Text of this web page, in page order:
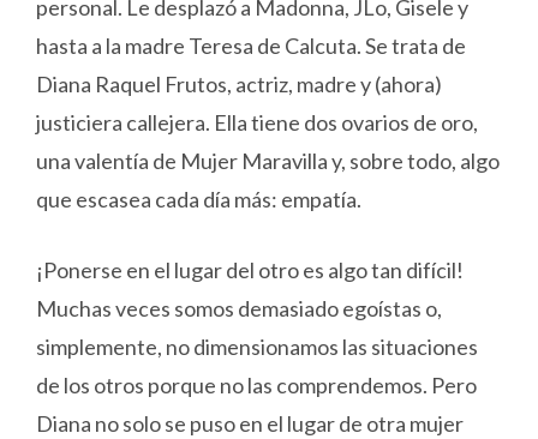
personal. Le desplazó a Madonna, JLo, Gisele y
hasta a la madre Teresa de Calcuta. Se trata de
Diana Raquel Frutos, actriz, madre y (ahora)
justiciera callejera. Ella tiene dos ovarios de oro,
una valentía de Mujer Maravilla y, sobre todo, algo
que escasea cada día más: empatía.
¡Ponerse en el lugar del otro es algo tan difícil!
Muchas veces somos demasiado egoístas o,
simplemente, no dimensionamos las situaciones
de los otros porque no las comprendemos. Pero
Diana no solo se puso en el lugar de otra mujer